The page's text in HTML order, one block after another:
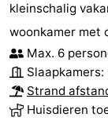
kleinschalig
woonkamer met
Max. 6
Slaapkamers:
Strand
Huisdieren